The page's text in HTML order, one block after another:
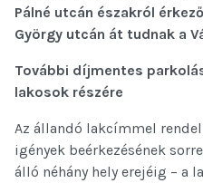
Pálné utcán északról
György utcán át tudnak a
További díjmentes
lakosok részére
Az állandó lakcímmel
igények beérkezésének
álló néhány hely erejéig – a